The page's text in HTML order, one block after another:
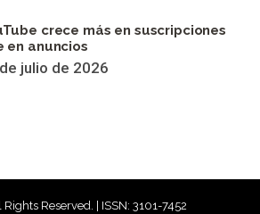
crece más en suscripciones
en anuncios
julio de 2026
Reserved. | ISSN: 3101-7452